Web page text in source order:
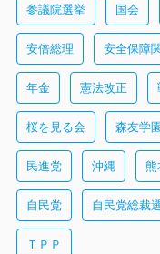
参議院選挙 国会
安倍総理 安全保障
年金 憲法改正
桜を見る会 森友学
民進党 沖縄 熊
自民党 自民党総裁
ＴＰＰ